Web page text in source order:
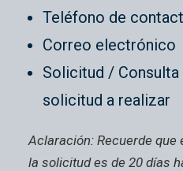
Teléfono de
Correo electrónico
Solicitud /
solicitud a realizar
Aclaración: Recuerde que
la solicitud es de 20 días